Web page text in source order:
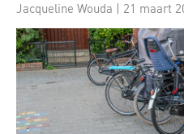
Jacqueline Wouda | 21 maart